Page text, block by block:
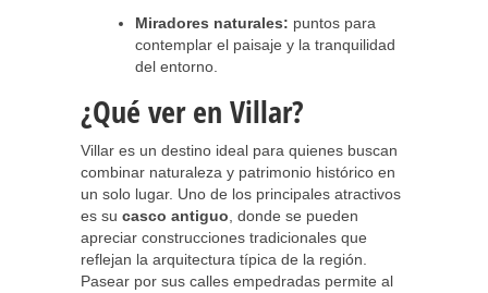
Miradores naturales: puntos para
contemplar el paisaje y la tranquilidad
del entorno.
¿Qué ver en Villar?
Villar es un destino ideal para quienes buscan
combinar naturaleza y patrimonio histórico en
un solo lugar. Uno de los principales atractivos
es su casco antiguo , donde se pueden
apreciar construcciones tradicionales que
reflejan la arquitectura típica de la región.
Pasear por sus calles empedradas permite al